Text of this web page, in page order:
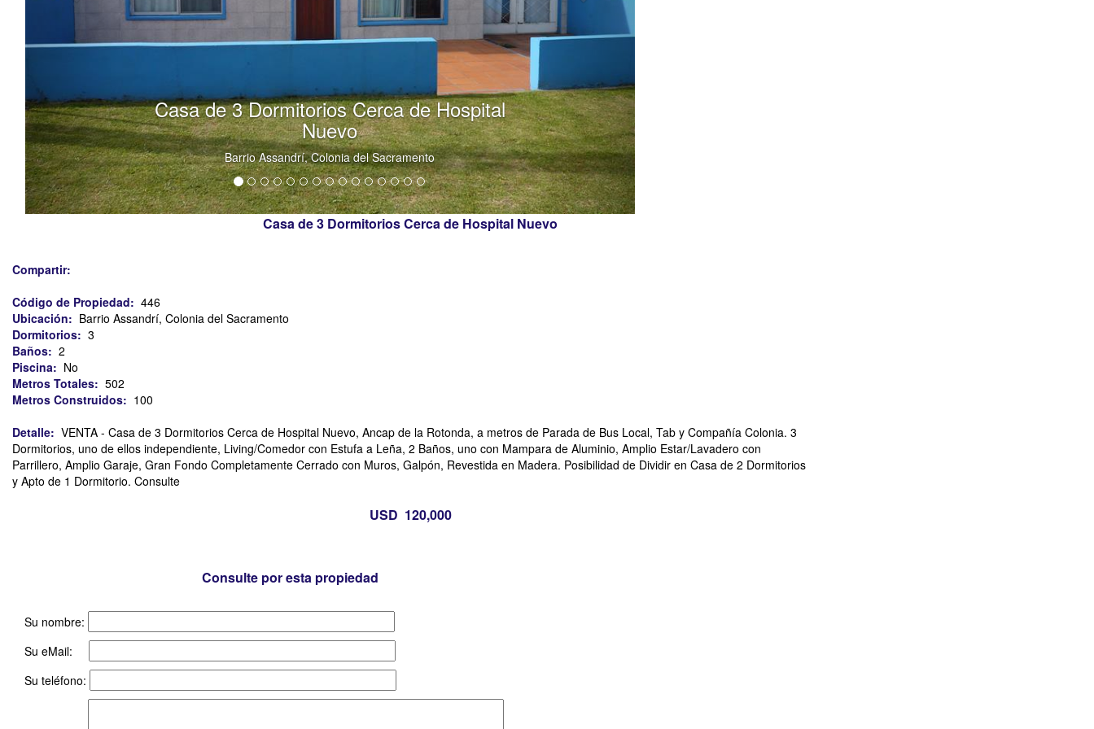
de 3 Dormitorios Cerca de Hospital
Nuevo
Barrio Assandrí, Colonia del Sacramento
Casa de 3 Dormitorios Cerca de Hospital
Casa de 3 Dormitorios Cerca de Hospital Nuevo
Compartir:
Código de Propiedad: 446
Ubicación: Barrio Assandrí, Colonia del Sacramento
Dormitorios: 3
Baños: 2
Piscina: No
Metros Totales: 502
Metros Construidos: 100
Detalle: VENTA - Casa de 3 Dormitorios Cerca de Hospital Nuevo, Ancap de la Rotonda, a metros de Parada de Bus Local, Tab y Compañía Colonia. 3
Dormitorios, uno de ellos independiente, Living/Comedor con Estufa a Leña, 2 Baños, uno con Mampara de Aluminio, Amplio Estar/Lavadero con
Parrillero, Amplio Garaje, Gran Fondo Completamente Cerrado con Muros, Galpón, Revestida en Madera. Posibilidad de Dividir en Casa de 2 Dormitorios
y Apto de 1 Dormitorio. Consulte
USD 120,000
Consulte por esta propiedad
Su nombre:
Su eMail:
Su teléfono: